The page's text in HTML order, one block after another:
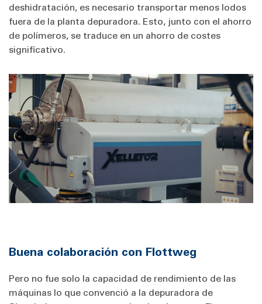
deshidratación, es necesario transportar menos lodos
fuera de la planta depuradora. Esto, junto con el ahorro
de polímeros, se traduce en un ahorro de costes
significativo.
Buena colaboración con Flottweg
Pero no fue solo la capacidad de rendimiento de las
máquinas lo que convenció a la depuradora de